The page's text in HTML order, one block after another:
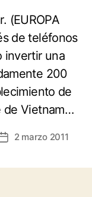
(EUROPA
de teléfonos
invertir una
200
de
de Vietnam…
Fecha2 marzo 2011